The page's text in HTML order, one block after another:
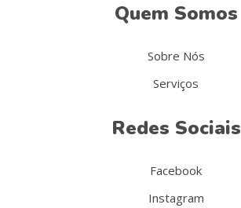
Quem Somos
Sobre Nós
Serviços
Redes Sociais
Facebook
Instagram